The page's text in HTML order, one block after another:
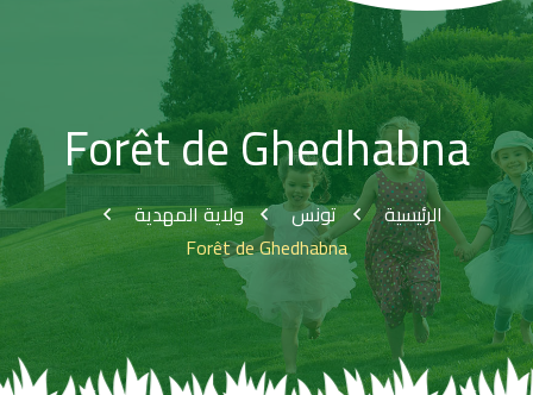
Forêt de Ghedhabna
الرئيسية تونس
ولاية المهدية
Forêt de Ghedhabna